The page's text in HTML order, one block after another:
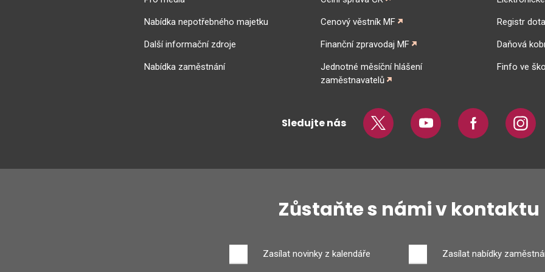
Nabídka nepotřebného majetku
Další informační zdroje
Nabídka zaměstnání
Cenový věstník MF
Finanční zpravodaj MF
Jednotné měsíční hlášení
zaměstnavatelů
Registr
Daňová
Finfo ve
Sledujte nás Twitter Youtube Facebook
Zůstaňte s námi v kontaktu
Zasílat novinky z kalendáře Zasílat nabídky